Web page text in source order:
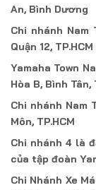
An, Bình Dương
Chi nhánh Nam
Quận 12, TP.HCM
Yamaha Town
Hòa B, Bình Tân,
Chi nhánh Nam
Môn, TP.HCM
Chi nhánh 4 là
của tập đoàn
Chi Nhánh Xe